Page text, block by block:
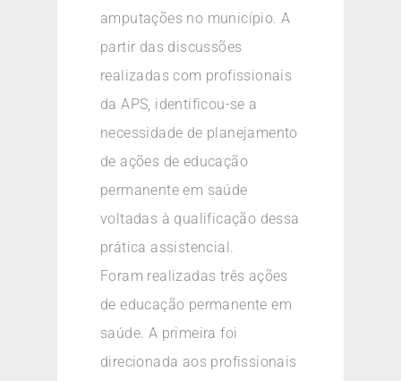
amputações no município. A
partir das discussões
realizadas com profissionais
da APS, identificou-se a
necessidade de planejamento
de ações de educação
permanente em saúde
voltadas à qualificação dessa
prática assistencial.
Foram realizadas três ações
de educação permanente em
saúde. A primeira foi
direcionada aos profissionais